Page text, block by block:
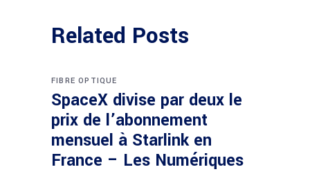
Related Posts
FIBRE OPTIQUE
SpaceX divise par deux le
prix de l’abonnement
mensuel à Starlink en
France – Les Numériques